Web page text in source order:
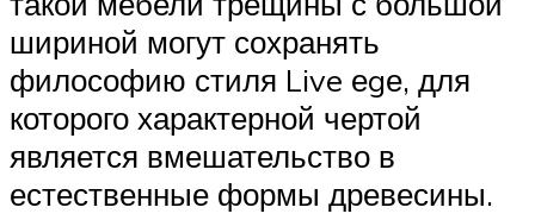
шириной могут сохранять
философию стиля Live еgе, для
которого характерной чертой
является вмешательство в
естественные формы древесины.